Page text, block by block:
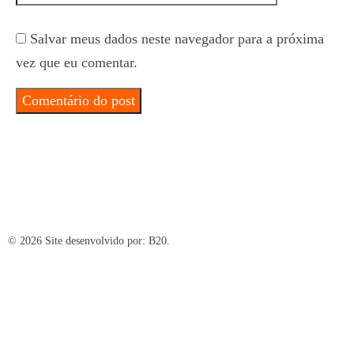
Salvar meus dados neste navegador para a próxima
vez que eu comentar.
© 2026 Site desenvolvido por: B20.